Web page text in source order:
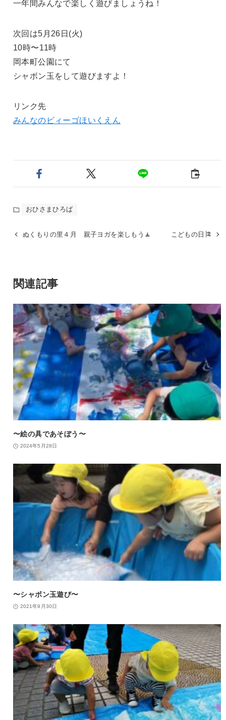
一年間みんなで楽しく遊びましょうね！
次回は5月26日(火)
10時〜11時
岡本町公園にて
シャボン玉をして遊びますよ！
リンク先
みんなのビィーゴほいくえん
おひさまひろば
ぬくもりの里４月 親子ヨガを楽しもう🧘 こどもの日🎏
関連記事
〜絵の具であそぼう〜
2024年5月28日
〜シャボン玉遊び〜
2021年9月30日